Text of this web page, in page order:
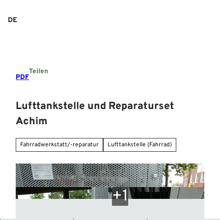
DE
PDF
Teilen
Lufttankstelle und Reparaturset
Achim
Fahrradwerkstatt/-reparatur Lufttankstelle (Fahrrad)